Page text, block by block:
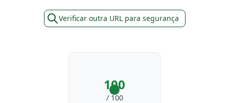
Verificar outra URL para segurança
100
/ 100